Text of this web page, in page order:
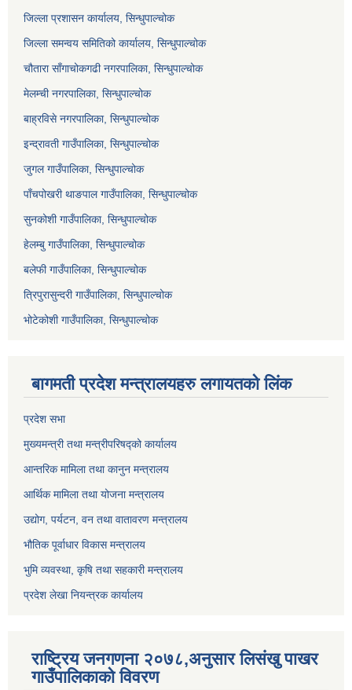
जिल्ला प्रशासन कार्यालय, सिन्धुपाल्चोक
जिल्ला समन्वय समितिको कार्यालय, सिन्धुपाल्चोक
चौतारा साँगाचोकगढी नगरपालिका, सिन्धुपाल्चोक
मेलम्ची नगरपालिका, सिन्धुपाल्चोक
बाह्रविसे नगरपालिका, सिन्धुपाल्चोक
इन्द्रावती गाउँपालिका, सिन्धुपाल्चोक
जुगल गाउँपालिका, सिन्धुपाल्चोक
पाँचपोखरी थाङपाल गाउँपालिका, सिन्धुपाल्चोक
सुनकोशी गाउँपालिका, सिन्धुपाल्चोक
हेलम्बु गाउँपालिका, सिन्धुपाल्चोक
बलेफी गाउँपालिका, सिन्धुपाल्चोक
त्रिपुरासुन्दरी गाउँपालिका, सिन्धुपाल्चोक
भोटेकोशी गाउँपालिका, सिन्धुपाल्चोक
बागमती प्रदेश मन्त्रालयहरु लगायतको लिंक
प्रदेश सभा
मुख्यमन्त्री तथा मन्त्रीपरिषद्को कार्यालय
आन्तरिक मामिला तथा कानुन मन्त्रालय
आर्थिक मामिला तथा योजना मन्त्रालय
उद्योग, पर्यटन, वन तथा वातावरण मन्त्रालय
भौतिक पूर्वाधार विकास मन्त्रालय
भुमि व्यवस्था, कृषि तथा सहकारी मन्त्रालय
प्रदेश लेखा नियन्त्रक कार्यालय
राष्ट्रिय जनगणना २०७८,अनुसार लिसंखु पाखर
गाउँपालिकाको विवरण